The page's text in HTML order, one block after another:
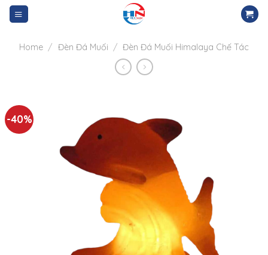
Skip
Home / Đèn Đá Muối / Đèn Đá Muối Himalaya Chế Tác
-40%